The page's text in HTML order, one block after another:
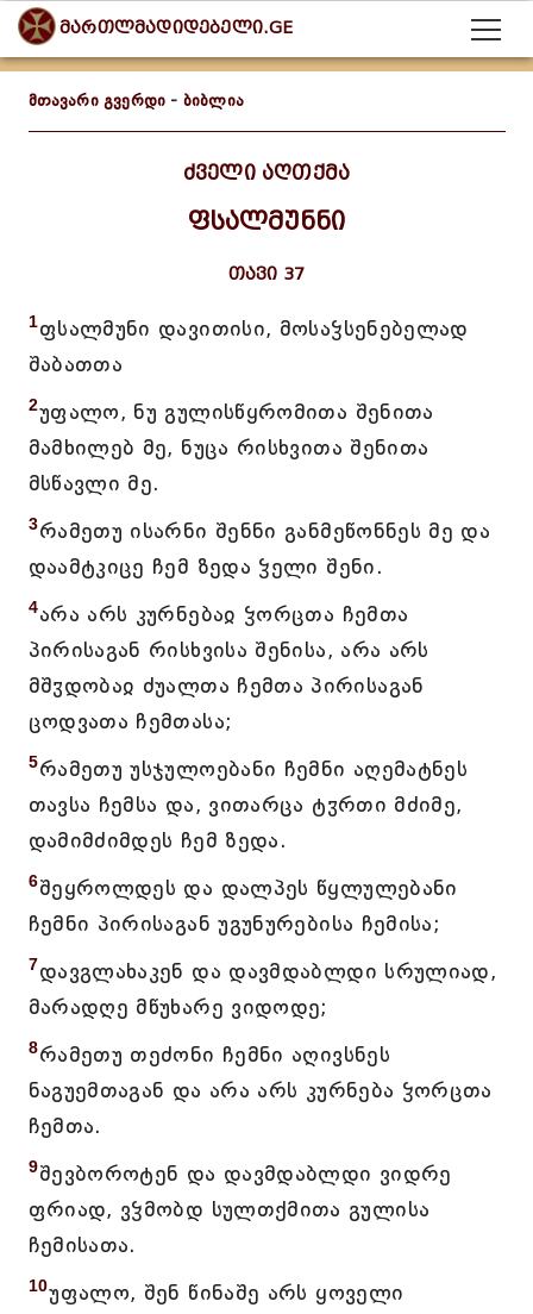
მართლმადიდებელი.GE
მთავარი გვერდი - ბიბლია
ძველი აღთქმა
ფსალმუნნი
თავი 37
1ფსალმუნი დავითისი, მოსაჴსენებელად
შაბათთა
2უფალო, ნუ გულისწყრომითა შენითა
მამხილებ მე, ნუცა რისხვითა შენითა
მსწავლი მე.
3რამეთუ ისარნი შენნი განმეწონნეს მე და
დაამტკიცე ჩემ ზედა ჴელი შენი.
4არა არს კურნებაჲ ჴორცთა ჩემთა
პირისაგან რისხვისა შენისა, არა არს
მშჳდობაჲ ძუალთა ჩემთა პირისაგან
ცოდვათა ჩემთასა;
5რამეთუ უსჯულოებანი ჩემნი აღემატნეს
თავსა ჩემსა და, ვითარცა ტჳრთი მძიმე,
დამიმძიმდეს ჩემ ზედა.
6შეყროლდეს და დალპეს წყლულებანი
ჩემნი პირისაგან უგუნურებისა ჩემისა;
7დავგლახაკენ და დავმდაბლდი სრულიად,
მარადღე მწუხარე ვიდოდე;
8რამეთუ თეძონი ჩემნი აღივსნეს
ნაგუემთაგან და არა არს კურნება ჴორცთა
ჩემთა.
9შევბოროტენ და დავმდაბლდი ვიდრე
ფრიად, ვჴმობდ სულთქმითა გულისა
ჩემისათა.
10უფალო, შენ წინაშე არს ყოველი